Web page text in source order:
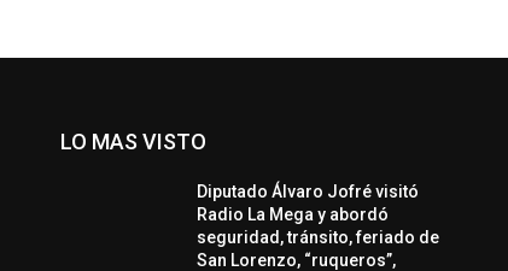
LO MAS VISTO
Diputado Álvaro Jofré visitó
Radio La Mega y abordó
seguridad, tránsito, feriado de
San Lorenzo, “ruqueros”,